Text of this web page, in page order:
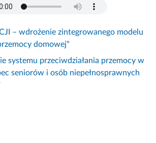
– wdrożenie zintegrowanego modelu
domowej"
systemu przeciwdziałania przemocy w
seniorów i osób niepełnosprawnych